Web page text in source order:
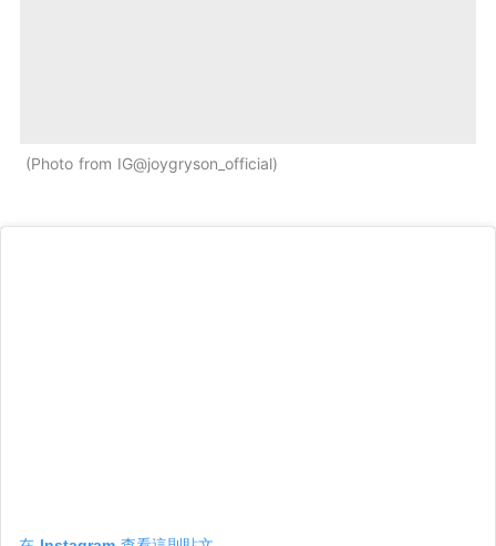
Photo from IG@joygryson_official